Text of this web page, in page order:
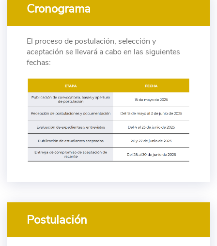
Cronograma
El proceso de postulación, selección y
aceptación se llevará a cabo en las siguientes
fechas:
Postulación